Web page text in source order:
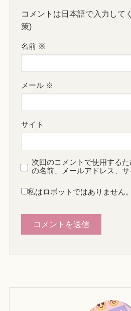
コメントは日本語で入力して
策)
名前 ※
メール ※
サイト
次回のコメントで使用する
の名前、メールアドレス、サ
私はロボットではありません。